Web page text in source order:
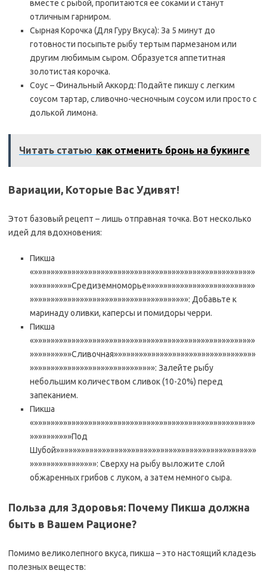
вместе с рыбой, пропитаются ее соками и станут
отличным гарниром.
Сырная Корочка (Для Гуру Вкуса): За 5 минут до
готовности посыпьте рыбу тертым пармезаном или
другим любимым сыром. Образуется аппетитная
золотистая корочка.
Соус – Финальный Аккорд: Подайте пикшу с легким
соусом тартар, сливочно-чесночным соусом или просто с
долькой лимона.
Читать статью как отменить бронь на букинге
Вариации, Которые Вас Удивят!
Этот базовый рецепт – лишь отправная точка. Вот несколько
идей для вдохновения:
Пикша
«»»»»»»»»»»»»»»»»»»»»»»»»»»»»»»»»»»»»»»»»»»»»»»»»»»»»»
»»»»»»»»»»Средиземноморье»»»»»»»»»»»»»»»»»»»»»»»»»»
»»»»»»»»»»»»»»»»»»»»»»»»»»»»»»»»»»»»»»: Добавьте к
маринаду оливки, каперсы и помидоры черри.
Пикша
«»»»»»»»»»»»»»»»»»»»»»»»»»»»»»»»»»»»»»»»»»»»»»»»»»»»»»
»»»»»»»»»»Сливочная»»»»»»»»»»»»»»»»»»»»»»»»»»»»»»»»»»
»»»»»»»»»»»»»»»»»»»»»»»»»»»»»»: Залейте рыбу
небольшим количеством сливок (10-20%) перед
запеканием.
Пикша
«»»»»»»»»»»»»»»»»»»»»»»»»»»»»»»»»»»»»»»»»»»»»»»»»»»»»»
»»»»»»»»»»Под
Шубой»»»»»»»»»»»»»»»»»»»»»»»»»»»»»»»»»»»»»»»»»»»»»»»»
»»»»»»»»»»»»»»»»: Сверху на рыбу выложите слой
обжаренных грибов с луком, а затем немного сыра.
Польза для Здоровья: Почему Пикша должна
быть в Вашем Рационе?
Помимо великолепного вкуса, пикша – это настоящий кладезь
полезных веществ: